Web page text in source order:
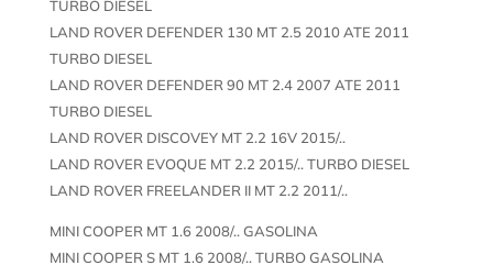
TURBO DIESEL
LAND ROVER DEFENDER 130 MT 2.5 2010 ATE 2011
TURBO DIESEL
LAND ROVER DEFENDER 90 MT 2.4 2007 ATE 2011
TURBO DIESEL
LAND ROVER DISCOVEY MT 2.2 16V 2015/..
LAND ROVER EVOQUE MT 2.2 2015/.. TURBO DIESEL
LAND ROVER FREELANDER II MT 2.2 2011/..
MINI COOPER MT 1.6 2008/.. GASOLINA
MINI COOPER S MT 1.6 2008/.. TURBO GASOLINA